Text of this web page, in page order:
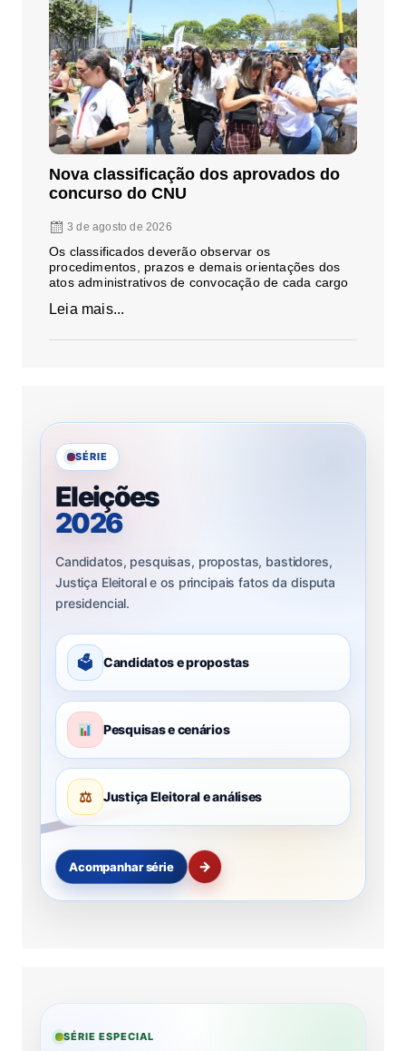
Nova classificação dos aprovados do
concurso do CNU
3 de agosto de 2026
Os classificados deverão observar os
procedimentos, prazos e demais orientações dos
atos administrativos de convocação de cada cargo
Leia mais...
SÉRIE
Eleições
2026
Candidatos, pesquisas, propostas, bastidores,
Justiça Eleitoral e os principais fatos da disputa
presidencial.
🗳 Candidatos e propostas
Pesquisas e cenários
⚖ Justiça Eleitoral e análises
Acompanhar série →
SÉRIE ESPECIAL